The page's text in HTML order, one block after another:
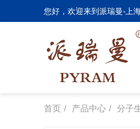
您好，欢迎来到派瑞曼-上
首页 产品中心 分子